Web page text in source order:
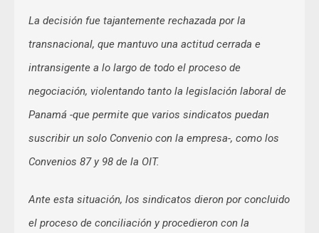
La decisión fue tajantemente rechazada por la
transnacional, que mantuvo una actitud cerrada e
intransigente a lo largo de todo el proceso de
negociación, violentando tanto la legislación laboral de
Panamá -que permite que varios sindicatos puedan
suscribir un solo Convenio con la empresa-, como los
Convenios 87 y 98 de la OIT.
Ante esta situación, los sindicatos dieron por concluido
el proceso de conciliación y procedieron con la